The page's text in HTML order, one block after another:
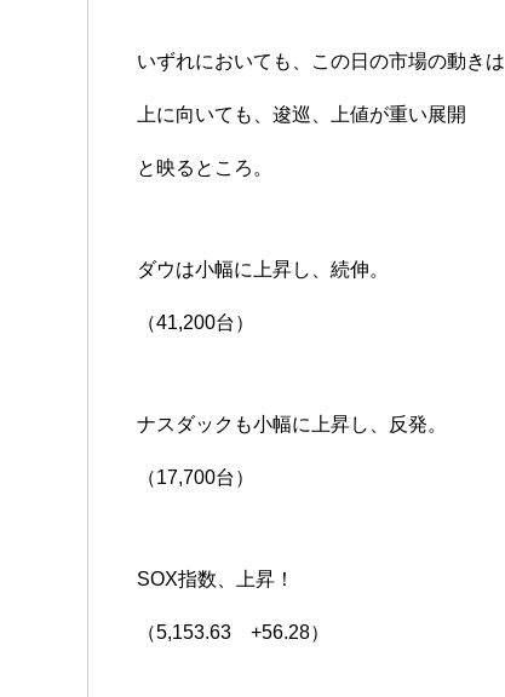
いずれにおいても、この日の市場の動きは
上に向いても、逡巡、上値が重い展開
と映るところ。
ダウは小幅に上昇し、続伸。
（41,200台）
ナスダックも小幅に上昇し、反発。
（17,700台）
SOX指数、上昇！
（5,153.63 +56.28）